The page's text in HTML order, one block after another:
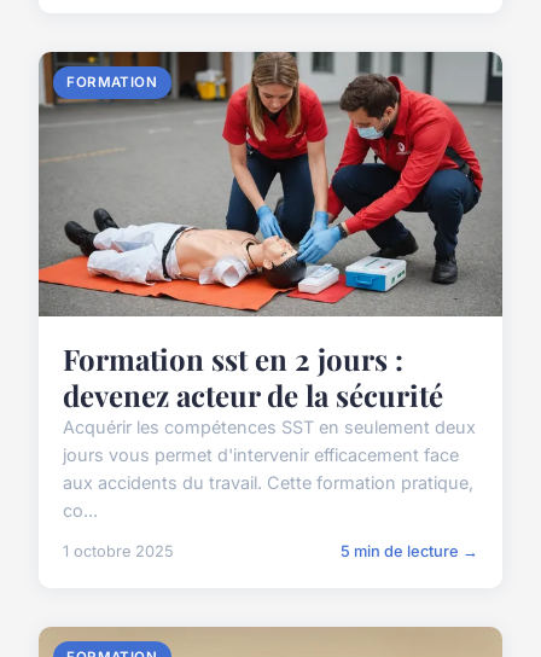
FORMATION
Formation sst en 2 jours :
devenez acteur de la sécurité
Acquérir les compétences SST en seulement deux
jours vous permet d'intervenir efficacement face
aux accidents du travail. Cette formation pratique,
co...
1 octobre 2025 5 min de lecture →